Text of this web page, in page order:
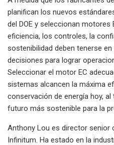
planifican los nuevos
del DOE y seleccionan motores
eficiencia, los controles, la
sostenibilidad deben tenerse
decisiones para lograr
Seleccionar el motor EC
sistemas alcancen la máxima
conservación de energía hoy,
futuro más sostenible para la
Anthony Lou es director senior
Infinitum. Ha estado en la